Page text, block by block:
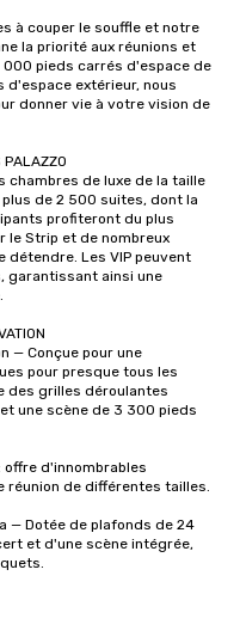
à couper le souffle et notre
la priorité aux réunions et
pieds carrés d'espace de
extérieur, nous
donner vie à votre vision de
PALAZZO
chambres de luxe de la taille
de 2 500 suites, dont la
profiteront du plus
le Strip et de nombreux
détendre. Les VIP peuvent
garantissant ainsi une
— Conçue pour une
pour presque tous les
des grilles déroulantes
une scène de 3 300 pieds
offre d'innombrables
réunion de différentes tailles.
— Dotée de plafonds de 24
et d'une scène intégrée,